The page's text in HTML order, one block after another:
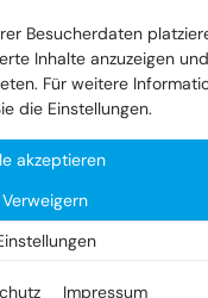
A4 M 2,5X20
Besucherdaten
Inhalte anzuzeigen
Für weitere
die Einstellungen.
akzeptieren
Verweigern
Impressum